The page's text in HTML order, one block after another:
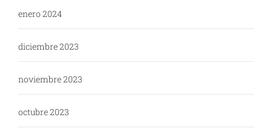
enero 2024
diciembre 2023
noviembre 2023
octubre 2023